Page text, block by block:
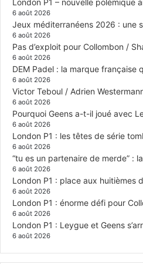
6 août 2026
Jeux méditerranéens 2026 : une
6 août 2026
Pas d’exploit pour Collombon /
6 août 2026
DEM Padel : la marque
6 août 2026
Victor Teboul / Adrien
6 août 2026
Pourquoi Geens a-t-il joué avec
6 août 2026
London P1 : les têtes de série
6 août 2026
“tu es un partenaire de merde” :
6 août 2026
London P1 : place aux huitièmes
6 août 2026
London P1 : énorme défi pour
6 août 2026
London P1 : Leygue et Geens
6 août 2026